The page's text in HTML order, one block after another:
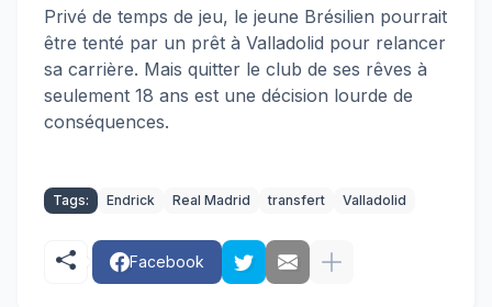
Privé de temps de jeu, le jeune Brésilien pourrait
être tenté par un prêt à Valladolid pour relancer
sa carrière. Mais quitter le club de ses rêves à
seulement 18 ans est une décision lourde de
conséquences.
Tags: Endrick Real Madrid transfert Valladolid
Facebook